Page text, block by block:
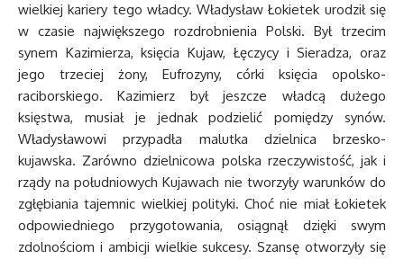
wielkiej kariery tego władcy. Władysław Łokietek urodził się
w czasie największego rozdrobnienia Polski. Był trzecim
synem Kazimierza, księcia Kujaw, Łęczycy i Sieradza, oraz
jego trzeciej żony, Eufrozyny, córki księcia opolsko-
raciborskiego. Kazimierz był jeszcze władcą dużego
księstwa, musiał je jednak podzielić pomiędzy synów.
Władysławowi przypadła malutka dzielnica brzesko-
kujawska. Zarówno dzielnicowa polska rzeczywistość, jak i
rządy na południowych Kujawach nie tworzyły warunków do
zgłębiania tajemnic wielkiej polityki. Choć nie miał Łokietek
odpowiedniego przygotowania, osiągnął dzięki swym
zdolnościom i ambicji wielkie sukcesy. Szansę otworzyły się